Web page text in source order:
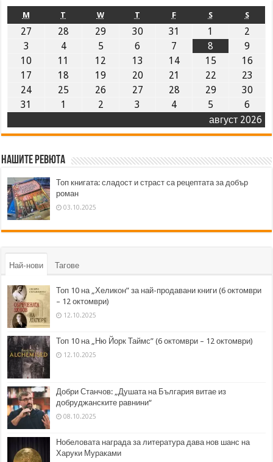
август 2026
M T W T F S S
27 28 29 30 31 1
2
3
4 5 6 7 8
9
10
11 12 13 14 15
16
17
18 19 20 21 22
23
24
25 26 27 28 29
30
31
1 2 3 4 5 6
Нашите ревюта
Топ книгата: сладост и страст са рецептата за добър
роман
03.10.2025
Най-нови Тагове
Топ 10 на „Хеликон” за най-продавани книги (6 октомври
– 12 октомври)
12.10.2025
Топ 10 на „Ню Йорк Таймс” (6 октомври – 12 октомври)
12.10.2025
Добри Станчов: „Душата на България витае из
добруджанските равнини“
08.10.2025
Нобеловата награда за литература дава нов шанс на
Харуки Мураками